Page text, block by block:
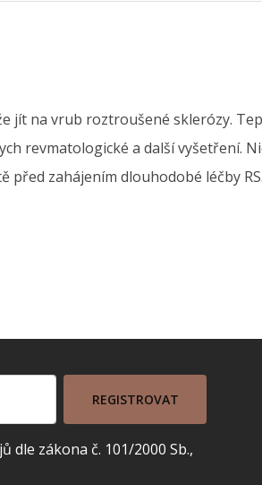
jít na vrub roztroušené sklerózy.
revmatologické a další vyšetření.
před zahájením dlouhodobé léčby RS.
REGISTROVAT
dle zákona č. 101/2000 Sb.,